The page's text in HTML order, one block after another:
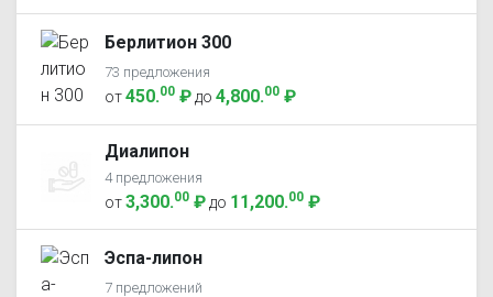
Берлитион 300
73 предложения
от450.00 ₽ до 4,800.00 ₽
Диалипон
4 предложения
от3,300.00 ₽ до 11,200.00 ₽
Эспа-липон
7 предложений